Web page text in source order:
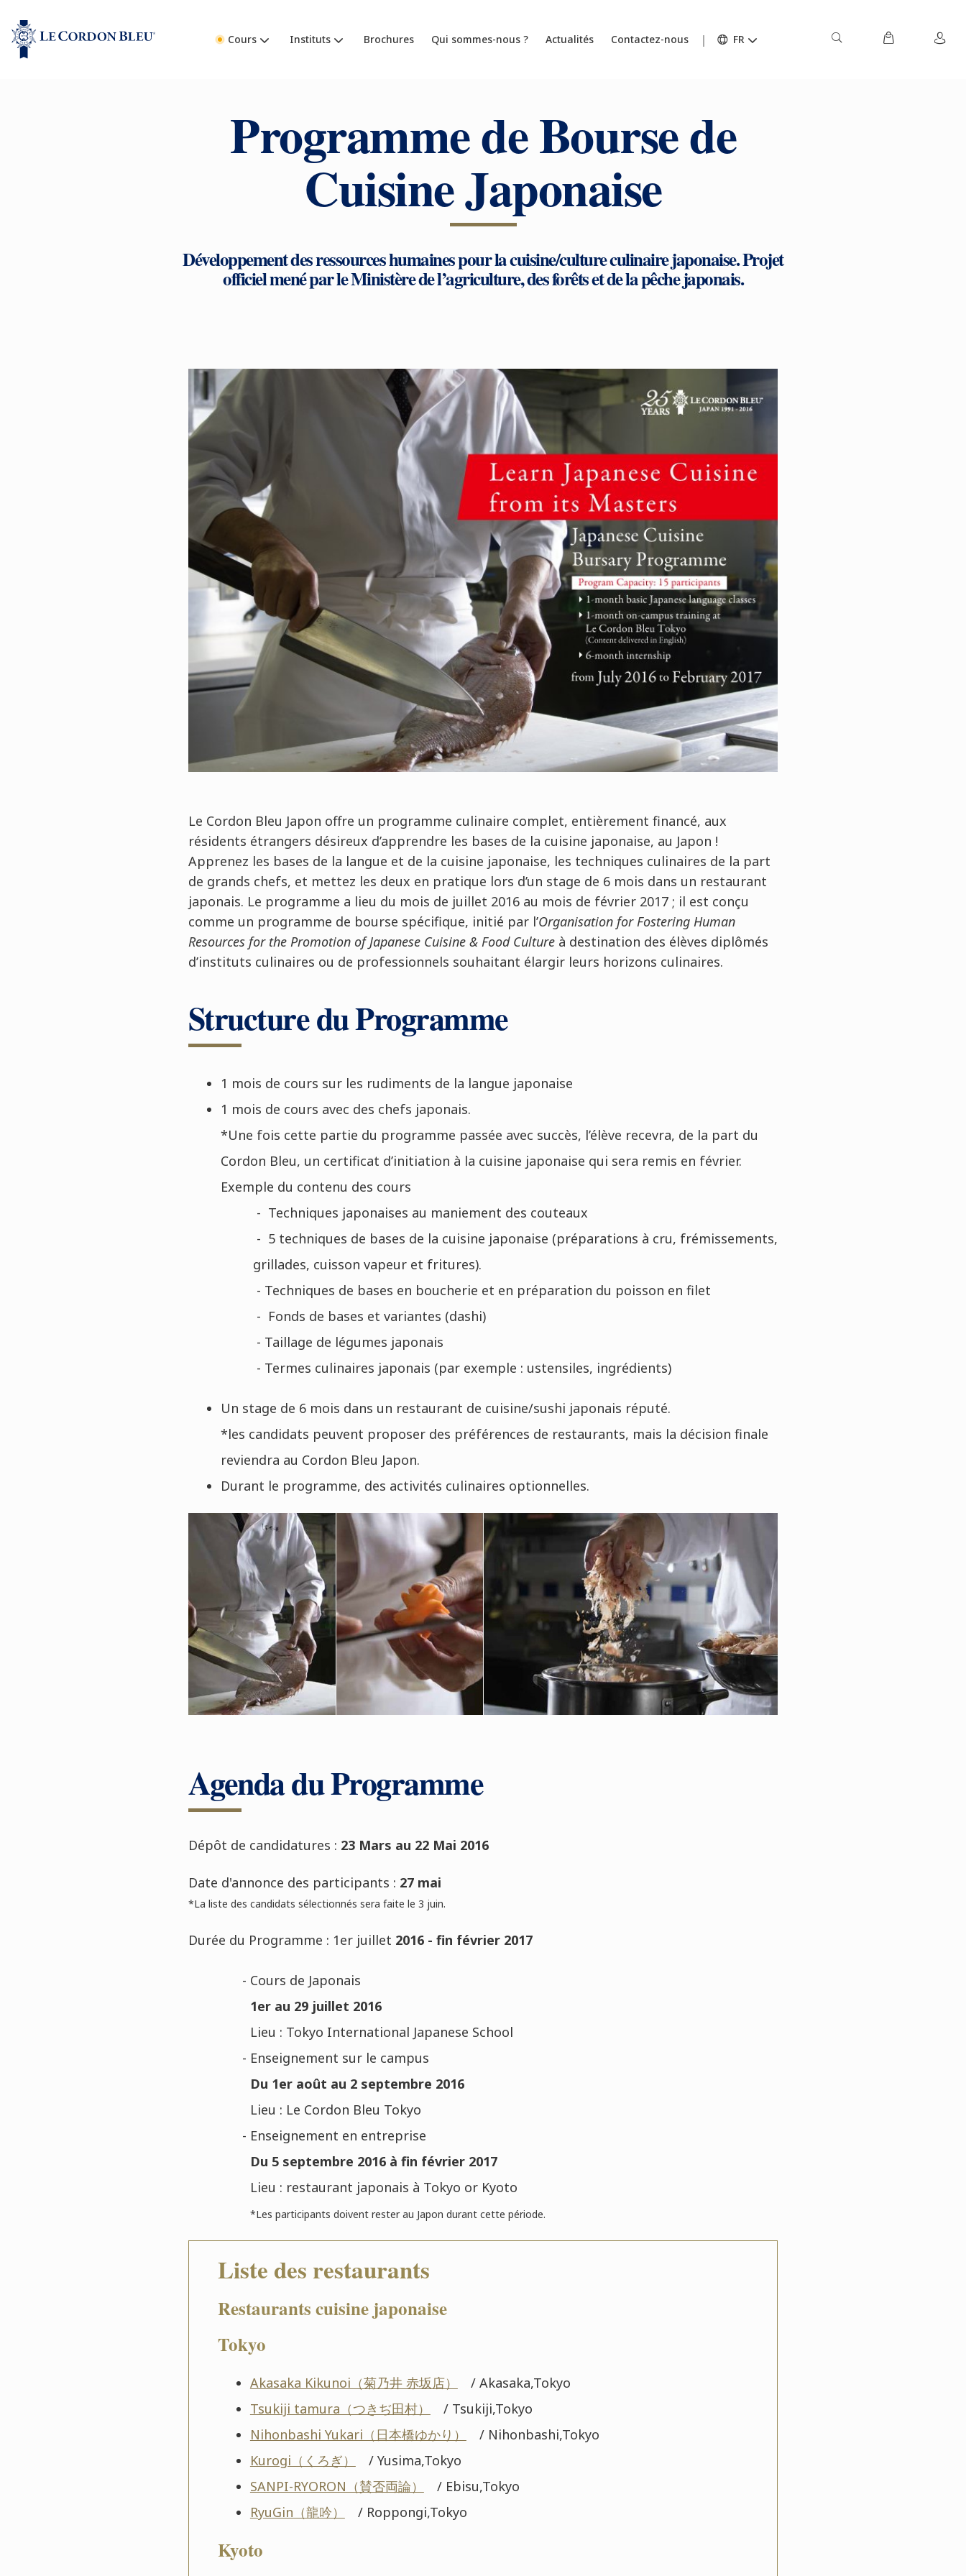
Cours Instituts Brochures Qui sommes-nous ? Actualités Contactez-nous FR
Programme de Bourse de
Cuisine Japonaise
Développement des ressources humaines pour la cuisine/culture culinaire japonaise. Projet
officiel mené par le Ministère de l’agriculture, des forêts et de la pêche japonais.
Le Cordon Bleu Japon offre un programme culinaire complet, entièrement financé, aux
résidents étrangers désireux d’apprendre les bases de la cuisine japonaise, au Japon !
Apprenez les bases de la langue et de la cuisine japonaise, les techniques culinaires de la part
de grands chefs, et mettez les deux en pratique lors d’un stage de 6 mois dans un restaurant
japonais. Le programme a lieu du mois de juillet 2016 au mois de février 2017 ; il est conçu
comme un programme de bourse spécifique, initié par l’Organisation for Fostering Human
Resources for the Promotion of Japanese Cuisine & Food Culture à destination des élèves diplômés
d’instituts culinaires ou de professionnels souhaitant élargir leurs horizons culinaires.
Structure du Programme
1 mois de cours sur les rudiments de la langue japonaise
1 mois de cours avec des chefs japonais.
*Une fois cette partie du programme passée avec succès, l’élève recevra, de la part du
Cordon Bleu, un certificat d’initiation à la cuisine japonaise qui sera remis en février.
Exemple du contenu des cours
- Techniques japonaises au maniement des couteaux
- 5 techniques de bases de la cuisine japonaise (préparations à cru, frémissements,
grillades, cuisson vapeur et fritures).
- Techniques de bases en boucherie et en préparation du poisson en filet
- Fonds de bases et variantes (dashi)
- Taillage de légumes japonais
- Termes culinaires japonais (par exemple : ustensiles, ingrédients)
Un stage de 6 mois dans un restaurant de cuisine/sushi japonais réputé.
*les candidats peuvent proposer des préférences de restaurants, mais la décision finale
reviendra au Cordon Bleu Japon.
Durant le programme, des activités culinaires optionnelles.
Agenda du Programme
Dépôt de candidatures : 23 Mars au 22 Mai 2016
Date d'annonce des participants : 27 mai
*La liste des candidats sélectionnés sera faite le 3 juin.
Durée du Programme : 1er juillet 2016 - fin février 2017
- Cours de Japonais
1er au 29 juillet 2016
Lieu : Tokyo International Japanese School
- Enseignement sur le campus
Du 1er août au 2 septembre 2016
Lieu : Le Cordon Bleu Tokyo
- Enseignement en entreprise
Du 5 septembre 2016 à fin février 2017
Lieu : restaurant japonais à Tokyo or Kyoto
*Les participants doivent rester au Japon durant cette période.
Liste des restaurants
Restaurants cuisine japonaise
Tokyo
Akasaka Kikunoi（菊乃井 赤坂店）
/ Akasaka,Tokyo
Tsukiji tamura（つきぢ田村）
/ Tsukiji,Tokyo
Nihonbashi Yukari（日本橋ゆかり）
/ Nihonbashi,Tokyo
Kurogi（くろぎ）
/ Yusima,Tokyo
SANPI-RYORON（賛否両論）
/ Ebisu,Tokyo
RyuGin（龍吟）
/ Roppongi,Tokyo
Kyoto